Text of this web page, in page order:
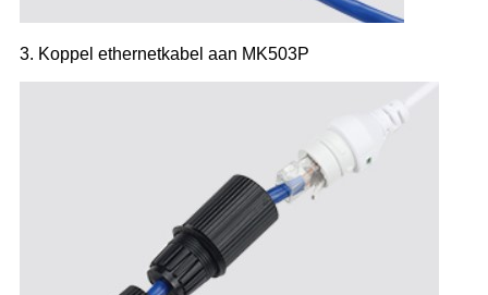
3. Koppel ethernetkabel aan MK503P